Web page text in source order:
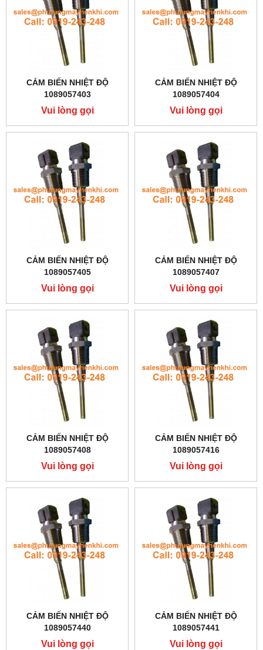
CẢM BIẾN NHIỆT ĐỘ
1089057403
Vui lòng gọi
CẢM BIẾN NHIỆT ĐỘ
1089057404
Vui lòng gọi
CẢM BIẾN NHIỆT ĐỘ
1089057405
Vui lòng gọi
CẢM BIẾN NHIỆT ĐỘ
1089057407
Vui lòng gọi
CẢM BIẾN NHIỆT ĐỘ
1089057408
Vui lòng gọi
CẢM BIẾN NHIỆT ĐỘ
1089057416
Vui lòng gọi
CẢM BIẾN NHIỆT ĐỘ
1089057440
Vui lòng gọi
CẢM BIẾN NHIỆT ĐỘ
1089057441
Vui lòng gọi